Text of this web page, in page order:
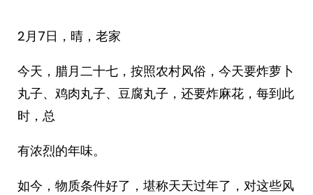
2月7日，晴，老家
今天，腊月二十七，按照农村风俗，今天要炸萝卜
丸子、鸡肉丸子、豆腐丸子，还要炸麻花，每到此
时，总
有浓烈的年味。
如今，物质条件好了，堪称天天过年了，对这些风